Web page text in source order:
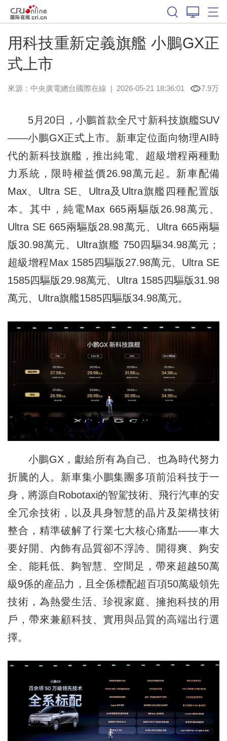
用科技重新定義旗艦 小鵬GX正
式上市
來源：中央廣電總台國際在線 | 2026-05-21 18:36:01 7.9万
5月20日，小鵬首款全尺寸新科技旗艦SUV
——小鵬GX正式上市。新車定位面向物理AI時
代的新科技旗艦，推出純電、超級增程兩種動
力系統，限時權益價26.98萬元起。新車配備
Max、Ultra SE、Ultra及Ultra旗艦四種配置版
本。其中，純電Max 665兩驅版26.98萬元、
Ultra SE 665兩驅版28.98萬元、Ultra 665兩驅
版30.98萬元、Ultra旗艦 750四驅34.98萬元；
超級增程Max 1585四驅版27.98萬元、Ultra SE
1585四驅版29.98萬元、Ultra 1585四驅版31.98
萬元、Ultra旗艦1585四驅版34.98萬元。
小鵬GX，獻給所有為自己、也為時代努力
折騰的人。新車集小鵬集團多項前沿科技于一
身，將源自Robotaxi的智駕技術、飛行汽車的安
全冗余技術，以及具身智慧的晶片及架構技術
整合，精準破解了行業七大核心痛點——車大
要好開、內飾有品質卻不浮誇、開得爽、夠安
全、能耗低、夠智慧、空間足，帶來超越50萬
級9係的産品力，且全係標配超百項50萬級領先
技術，為熱愛生活、珍視家庭、擁抱科技的用
戶，帶來兼顧科技、實用與品質的高端出行選
擇。